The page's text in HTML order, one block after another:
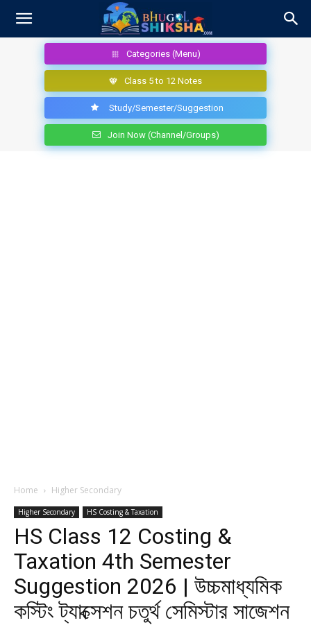
Categories (Menu)
Class 5 to 12 Notes
Study/Semester/Suggestion
Join Now (Channel/Groups)
Home Higher Secondary
Higher Secondary HS Costing & Taxation
HS Class 12 Costing &
Taxation 4th Semester
Suggestion 2026 | উচ্চমাধ্যমিক
কস্টিং ট্যাক্সেশন চতুর্থ সেমিস্টার সাজেশন